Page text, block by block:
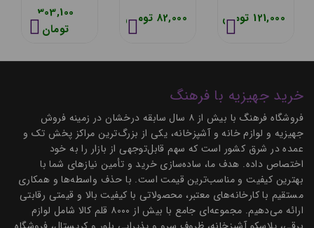
هومکت
121,000 تومان
345582,000 تومان
کوچک (180
گرم)
303,100
تومان
خرید جهیزیه با فرهنگ
فروشگاه فرهنگ با بیش از ۸ سال سابقه درخشان در زمینه فروش
جهیزیه و لوازم خانه و آشپزخانه، یکی از بزرگ‌ترین مراکز پخش تک و
عمده در شرق کشور است که سهم قابل‌توجهی از بازار را به خود
اختصاص داده. هدف ما، ساده‌سازی خرید و تأمین نیازهای شما با
بهترین کیفیت و مناسب‌ترین قیمت است. با حذف واسطه‌ها و همکاری
مستقیم با کارخانه‌های معتبر، محصولاتی با کیفیت بالا و قیمتی رقابتی
ارائه می‌دهیم. مجموعه‌ای جامع با بیش از ۸۰۰۰ قلم کالا شامل لوازم